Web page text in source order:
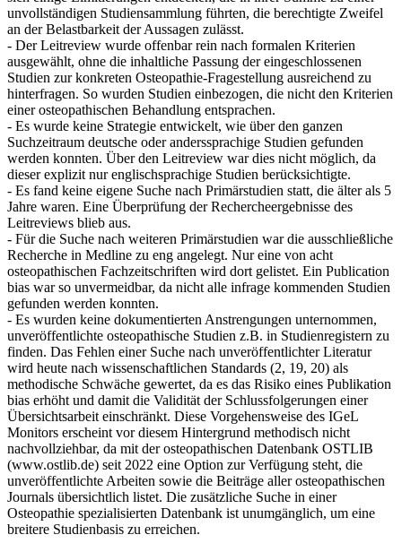
unvollständigen Studiensammlung führten, die berechtigte Zweifel
an der Belastbarkeit der Aussagen zulässt.
- Der Leitreview wurde offenbar rein nach formalen Kriterien
ausgewählt, ohne die inhaltliche Passung der eingeschlossenen
Studien zur konkreten Osteopathie-Fragestellung ausreichend zu
hinterfragen. So wurden Studien einbezogen, die nicht den Kriterien
einer osteopathischen Behandlung entsprachen.
- Es wurde keine Strategie entwickelt, wie über den ganzen
Suchzeitraum deutsche oder anderssprachige Studien gefunden
werden konnten. Über den Leitreview war dies nicht möglich, da
dieser explizit nur englischsprachige Studien berücksichtigte.
- Es fand keine eigene Suche nach Primärstudien statt, die älter als 5
Jahre waren. Eine Überprüfung der Rechercheergebnisse des
Leitreviews blieb aus.
- Für die Suche nach weiteren Primärstudien war die ausschließliche
Recherche in Medline zu eng angelegt. Nur eine von acht
osteopathischen Fachzeitschriften wird dort gelistet. Ein Publication
bias war so unvermeidbar, da nicht alle infrage kommenden Studien
gefunden werden konnten.
- Es wurden keine dokumentierten Anstrengungen unternommen,
unveröffentlichte osteopathische Studien z.B. in Studienregistern zu
finden. Das Fehlen einer Suche nach unveröffentlichter Literatur
wird heute nach wissenschaftlichen Standards (2, 19, 20) als
methodische Schwäche gewertet, da es das Risiko eines Publikation
bias erhöht und damit die Validität der Schlussfolgerungen einer
Übersichtsarbeit einschränkt. Diese Vorgehensweise des IGeL
Monitors erscheint vor diesem Hintergrund methodisch nicht
nachvollziehbar, da mit der osteopathischen Datenbank OSTLIB
(www.ostlib.de) seit 2022 eine Option zur Verfügung steht, die
unveröffentlichte Arbeiten sowie die Beiträge aller osteopathischen
Journals übersichtlich listet. Die zusätzliche Suche in einer
Osteopathie spezialisierten Datenbank ist unumgänglich, um eine
breitere Studienbasis zu erreichen.